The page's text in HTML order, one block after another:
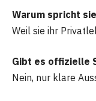
Warum spricht
Weil sie ihr
Gibt es offizielle
Nein, nur klare